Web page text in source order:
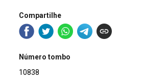
Compartilhe
Número tombo
10838